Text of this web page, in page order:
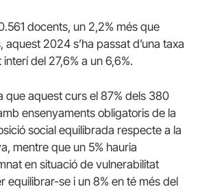
docents, un 2,2% més que
aquest 2024 s’ha passat d’una taxa
del 27,6% a un 6,6%.
que aquest curs el 87% dels 380
ensenyaments obligatoris de la
social equilibrada respecte a la
mentre que un 5% hauria
en situació de vulnerabilitat
equilibrar-se i un 8% en té més del